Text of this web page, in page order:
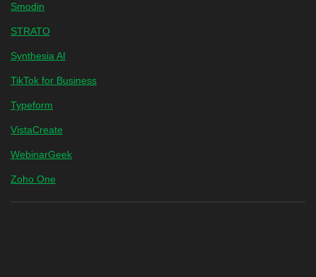
Smodin
STRATO
Synthesia AI
TikTok for Business
Typeform
VistaCreate
WebinarGeek
Zoho One